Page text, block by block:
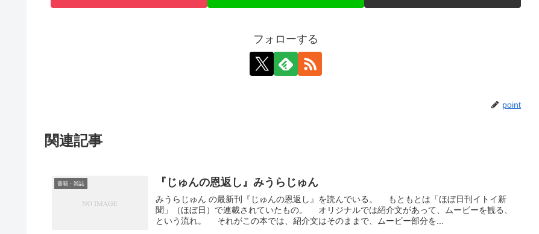
フォローする
point
関連記事
書籍・雑誌 『じゅんの恩返し』みうらじゅん
みうらじゅん の最新刊『じゅんの恩返し』を読んでいる。 もともとは「ほぼ日刊イトイ新
聞」（ほぼ日）で連載されていたもの。 オリジナルでは紹介文があって、ムービーを観る、
という流れ。 それがこの本では、紹介文はそのままで、ムービー部分を...